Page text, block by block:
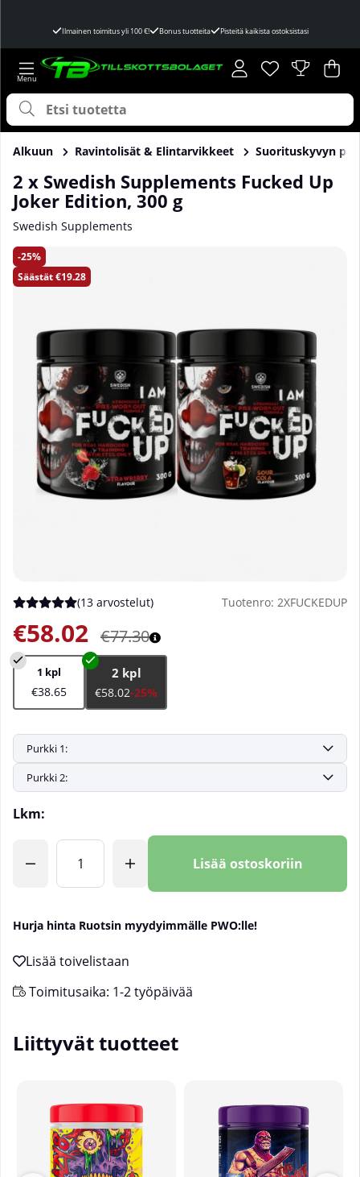
Ilmainen toimitus yli 100 €! Bonus tuotteita Pisteitä kaikista ostoksistasi
Toivelista
Lukumäärä
. .
Alkuun Ravintolisät & Elintarvikkeet Suorituskyvyn
2 x Swedish Supplements Fucked Up
Joker Edition, 300 g
Swedish Supplements
25
Säästät€19.28
Tuotekuvat 2 x Swedish Supplements Fucked Up Joker
Keskiarvoluokitus 5 / 5 Arvioiden määrä 13
(13 arvostelut) Tuotenro: 2XFUCKEDUP
€77.30
€58.02
1 kpl
€38.65
2 kpl
€58.02-25%
Lkm:
Lisää ostoskoriin
Hurja hinta Ruotsin myydyimmälle PWO:lle!
Toimitusaika: 1-2 työpäivää
Liittyvät tuotteet